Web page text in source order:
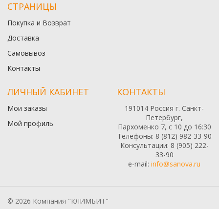
СТРАНИЦЫ
Покупка и Возврат
Доставка
Самовывоз
Контакты
ЛИЧНЫЙ КАБИНЕТ
Мои заказы
Мой профиль
КОНТАКТЫ
191014 Россия г. Санкт-
Петербург,
Пархоменко 7, с 10 до 16:30
Телефоны: 8 (812) 982-33-90
Консультации: 8 (905) 222-
33-90
e-mail: info@sanova.ru
© 2026 Компания "КЛИМБИТ"